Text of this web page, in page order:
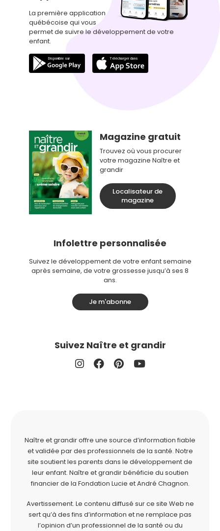
La première application
québécoise qui vous
permet de suivre le développement de votre
enfant.
Magazine gratuit
Trouvez où vous procurer
votre magazine Naître et
grandir
Localisateur de
magazine
Infolettre personnalisée
Suivez le développement de votre enfant semaine
après semaine, de votre grossesse jusqu’à ses 8
ans.
Je m'abonne
Suivez Naître et grandir
Naître et grandir offre une source d’information fiable
et validée par des professionnels de la santé. Notre
site soutient les parents dans le développement de
leur enfant. Naître et grandir bénéficie du soutien
financier de la Fondation Lucie et André Chagnon.
Avertissement. Le contenu diffusé sur ce site Web ne
sert qu’à des fins d’information et ne remplace pas
l’opinion d’un professionnel de la santé ou du